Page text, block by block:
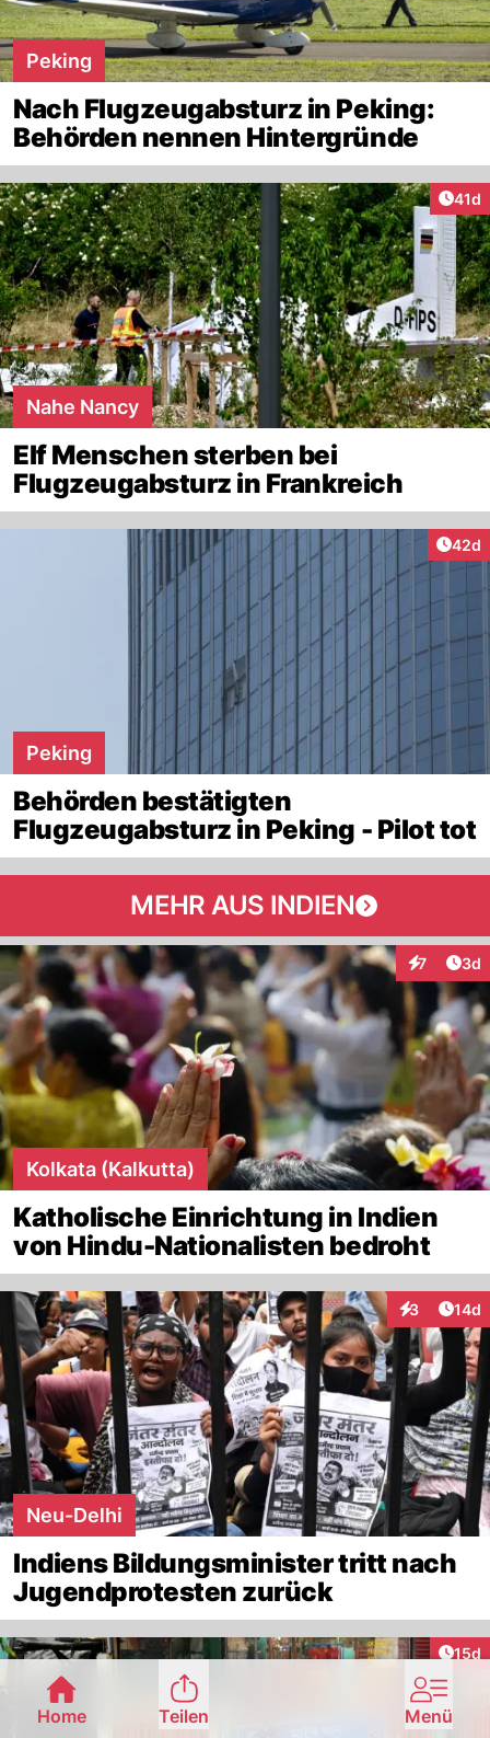
Peking
Nach Flugzeugabsturz in Peking:
Behörden nennen Hintergründe
41d
Nahe Nancy
Elf Menschen sterben bei
Flugzeugabsturz in Frankreich
42d
Peking
Behörden bestätigten
Flugzeugabsturz in Peking - Pilot tot
MEHR AUS INDIEN
7 3d
Kolkata (Kalkutta)
Katholische Einrichtung in Indien
von Hindu-Nationalisten bedroht
3
Interaktionen
14d
Neu-Delhi
Indiens Bildungsminister tritt nach
Jugendprotesten zurück
15d
Home Teilen Menü